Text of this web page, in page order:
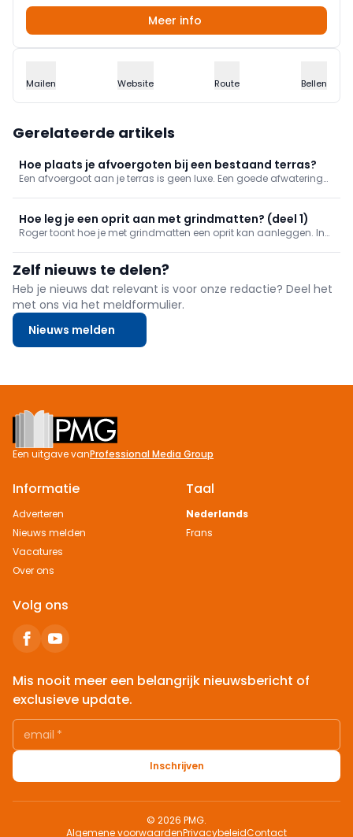
Meer info
Mailen Website Route Bellen
Gerelateerde artikels
Hoe plaats je afvoergoten bij een bestaand terras?
Een afvoergoot aan je terras is geen luxe. Een goede afwatering
Hoe leg je een oprit aan met grindmatten? (deel 1)
Roger toont hoe je met grindmatten een oprit kan aanleggen. In
Zelf nieuws te delen?
Heb je nieuws dat relevant is voor onze redactie? Deel het
met ons via het meldformulier.
Nieuws melden
Footer
Een uitgave vanProfessional Media Group
Informatie
Adverteren
Nieuws melden
Vacatures
Over ons
Taal
Nederlands
Frans
Volg ons
Mis nooit meer een belangrijk nieuwsbericht of
exclusieve update.
email *
Inschrijven
© 2026 PMG.
Algemene voorwaardenPrivacybeleidContact